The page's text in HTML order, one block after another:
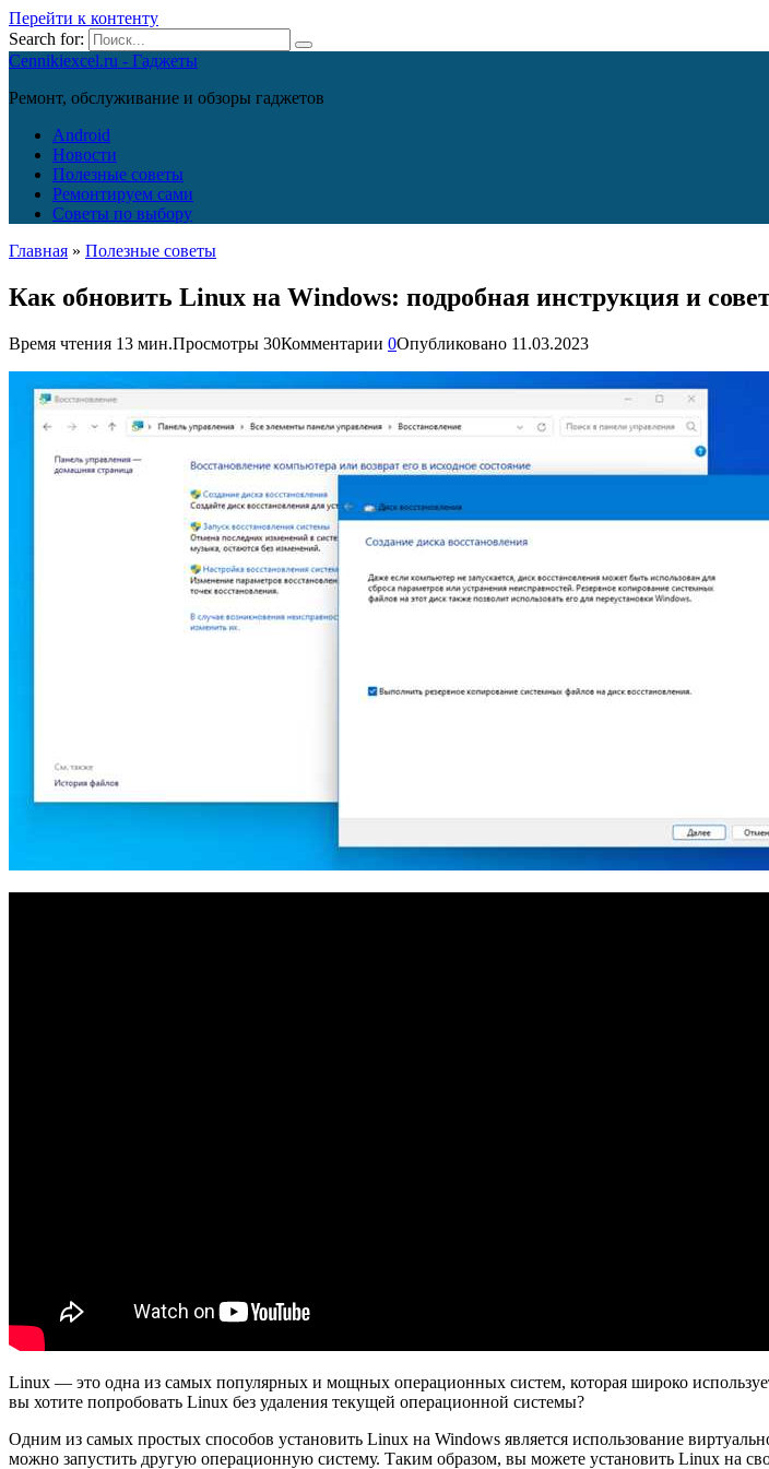
Перейти к контенту
Search for:
Cennikiexcel.ru - Гаджеты
Ремонт, обслуживание и обзоры гаджетов
Android
Новости
Полезные советы
Ремонтируем сами
Советы по выбору
Главная » Полезные советы
Как обновить Linux на Windows: подробная инструкция и
Время чтения 13 мин.Просмотры 30Комментарии 0Опубликовано 11.03.2023
Linux — это одна из самых популярных и мощных операционных систем, которая широко
вы хотите попробовать Linux без удаления текущей операционной системы?
Одним из самых простых способов установить Linux на Windows является использование
можно запустить другую операционную систему. Таким образом, вы можете установить Linux на